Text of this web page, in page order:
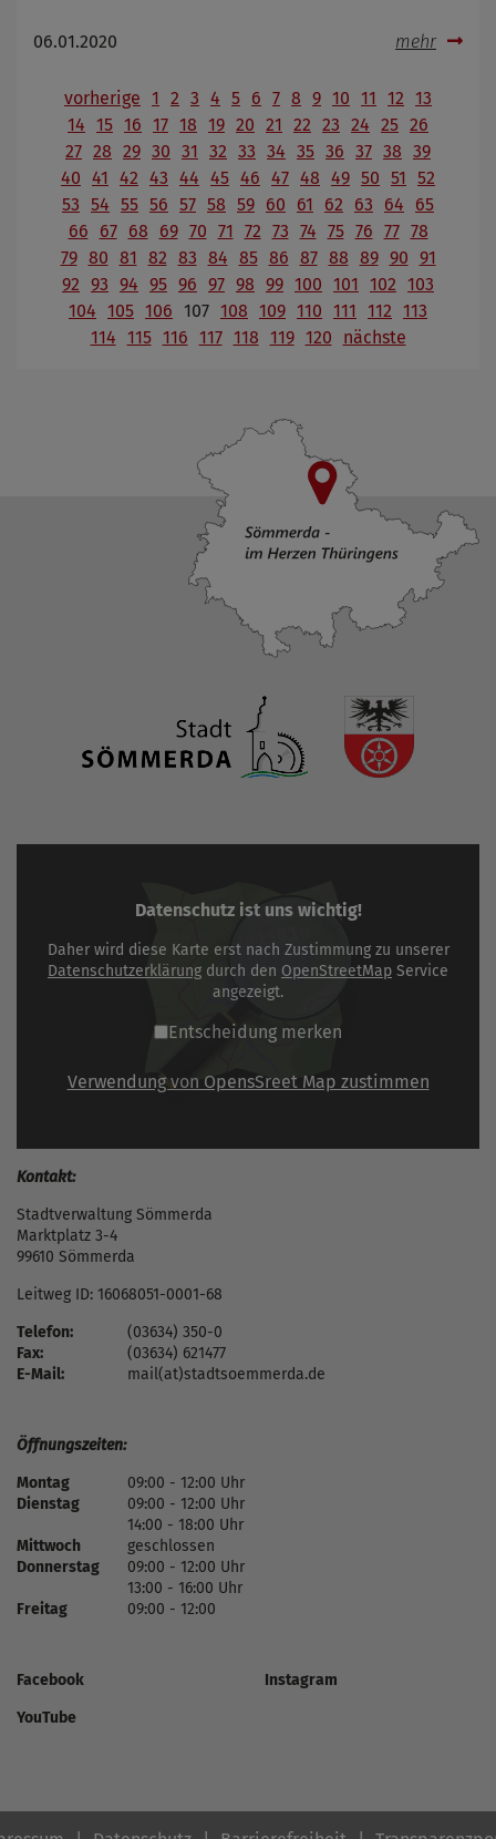
06.01.2020 mehr
vorherige 1 2 3 4 5 6 7 8 9 10 11 12 13
14 15 16 17 18 19 20 21 22 23 24 25 26
27 28 29 30 31 32 33 34 35 36 37 38 39
40 41 42 43 44 45 46 47 48 49 50 51
52
53 54 55 56 57 58 59 60 61 62 63 64
65
66
67 68 69 70 71 72 73 74 75 76 77 78
79 80 81 82 83 84 85 86 87 88 89 90 91
92 93 94 95 96 97 98 99 100 101 102 103
104 105 106 107 108 109 110 111 112 113
114 115 116 117 118 119 120 nächste
Datenschutz ist uns wichtig!
Daher wird diese Karte erst nach Zustimmung zu unserer
Datenschutzerklärung durch den OpenStreetMap Service
angezeigt.
Entscheidung merken
Verwendung von OpensSreet Map zustimmen
Kontakt:
Stadtverwaltung Sömmerda
Marktplatz 3-4
99610 Sömmerda
Leitweg ID: 16068051-0001-68
Telefon:
(03634) 350-0
Fax:
(03634) 621477
E-Mail:
mail(at)stadtsoemmerda.de
Öffnungszeiten:
Montag
09:00 - 12:00 Uhr
Dienstag
09:00 - 12:00 Uhr
14:00 - 18:00 Uhr
Mittwoch
geschlossen
Donnerstag
09:00 - 12:00 Uhr
13:00 - 16:00 Uhr
Freitag
09:00 - 12:00
Facebook
Instagram
YouTube